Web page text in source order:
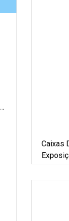
Caixas
Borda